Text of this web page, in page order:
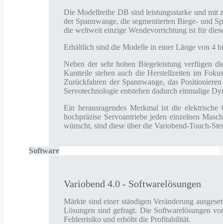
Die Modellreihe DB sind leistungsstarke und mit
der Spannwange, die segmentierten Biege- und
die weltweit einzige Wendevorrichtung ist für
Erhältlich sind die Modelle in einer Länge von 4
Neben der sehr hohen Biegeleistung verfügen
Kantteile stehen auch die Herstellzeiten im
Zurückfahren der Spannwange, das
Servotechnologie entstehen dadurch einmalige
Ein herausragendes Merkmal ist die
hochpräzise Servoantriebe jeden einzelnen
wünscht, sind diese über die Variobend-Touch-
Software
Variobend 4.0 - Softwarelösungen
Märkte sind einer ständigen Veränderung
Lösungen sind gefragt. Die Softwarelösungen
Fehlerrisiko und erhöht die Profitabilität.